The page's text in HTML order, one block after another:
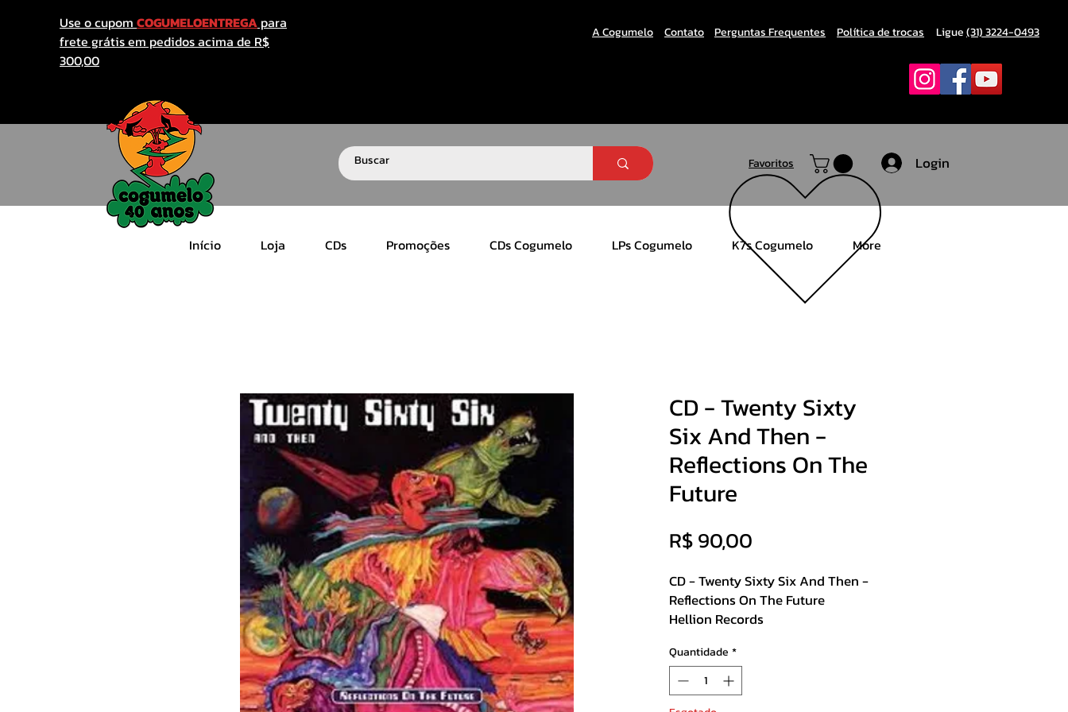
Use o cupom COGUMELOENTREGA para
frete grátis em pedidos acima de R$
300,00
A Cogumelo Contato Perguntas Frequentes Política de trocas Ligue(31) 3224-0493
Favoritos Login
Início Loja CDs Promoções CDs Cogumelo LPs Cogumelo K7s Cogumelo More
CD - Twenty Sixty
Six And Then -
Reflections On The
Future
R$ 90,00
CD - Twenty Sixty Six And Then -
Reflections On The Future
Hellion Records
Track List :
Quantidade *